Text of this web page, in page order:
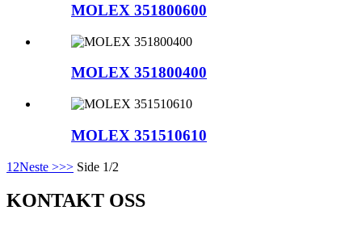
MOLEX 351800600
MOLEX 351800400
MOLEX 351510610
1 2Neste >>> Side 1/2
KONTAKT OSS